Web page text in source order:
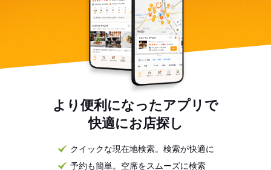
より便利になったアプリで
快適にお店探し
クイックな現在地検索。検索が快適に
予約も簡単。空席をスムーズに検索